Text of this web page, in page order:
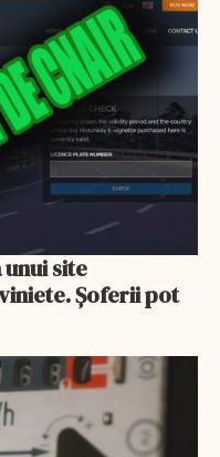
unui site
Șoferii pot